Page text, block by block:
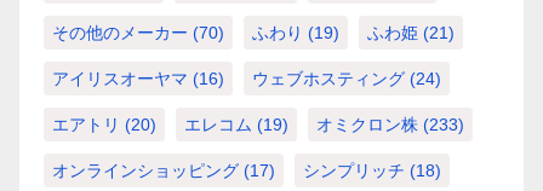
その他のメーカー (70) ふわり (19) ふわ姫 (21)
アイリスオーヤマ (16) ウェブホスティング (24)
エアトリ (20) エレコム (19) オミクロン株 (233)
オンラインショッピング (17) シンプリッチ (18)